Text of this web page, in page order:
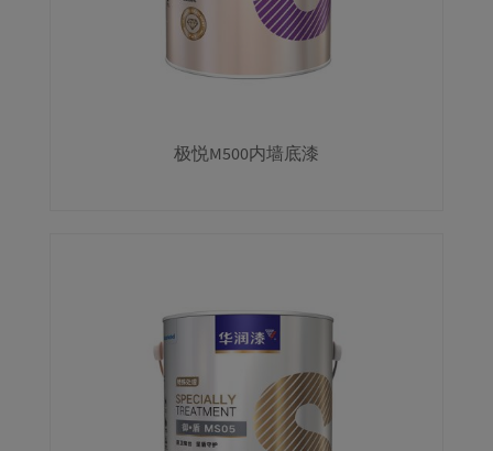
极悦M500内墙底漆